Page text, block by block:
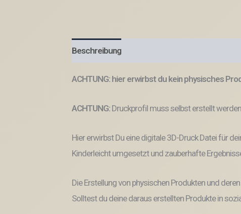
Beschreibung
ACHTUNG: hier erwirbst du kein physisches
ACHTUNG: Druckprofil muss selbst erstellt
Hier erwirbst Du eine digitale 3D-Druck Datei für
Kinderleicht umgesetzt und zauberhafte
Die Erstellung von physischen Produkten und
Solltest du deine daraus erstellten Produkte in